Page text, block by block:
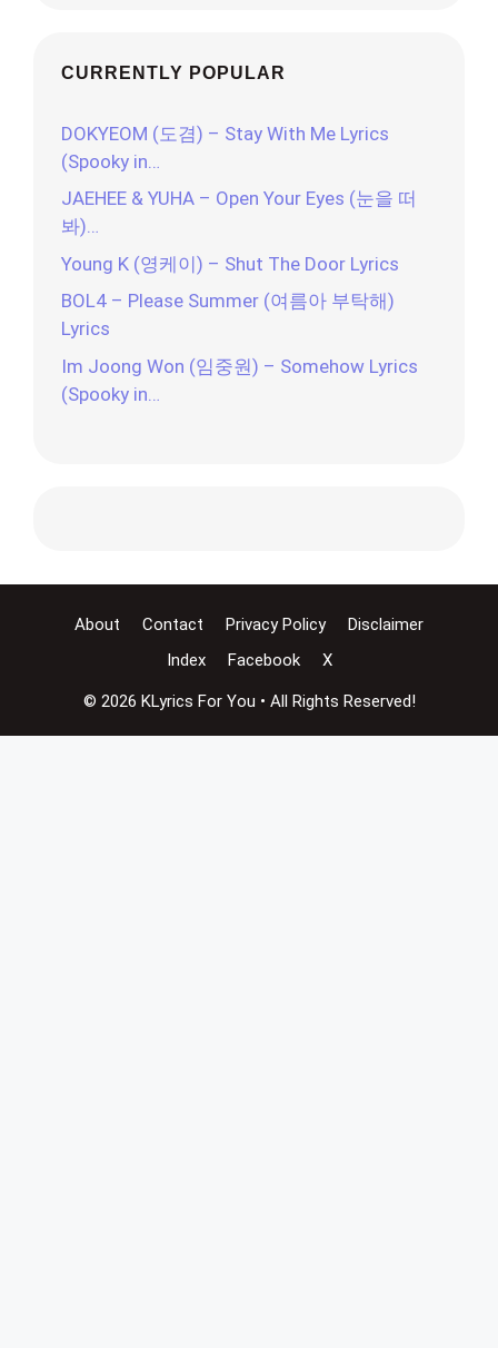
CURRENTLY POPULAR
DOKYEOM (도겸) – Stay With Me Lyrics
(Spooky in…
JAEHEE & YUHA – Open Your Eyes (눈을 떠
봐)…
Young K (영케이) – Shut The Door Lyrics
BOL4 – Please Summer (여름아 부탁해)
Lyrics
Im Joong Won (임중원) – Somehow Lyrics
(Spooky in…
About Contact Privacy Policy
Disclaimer
Index
Facebook X
© 2026 KLyrics For You • All Rights Reserved!